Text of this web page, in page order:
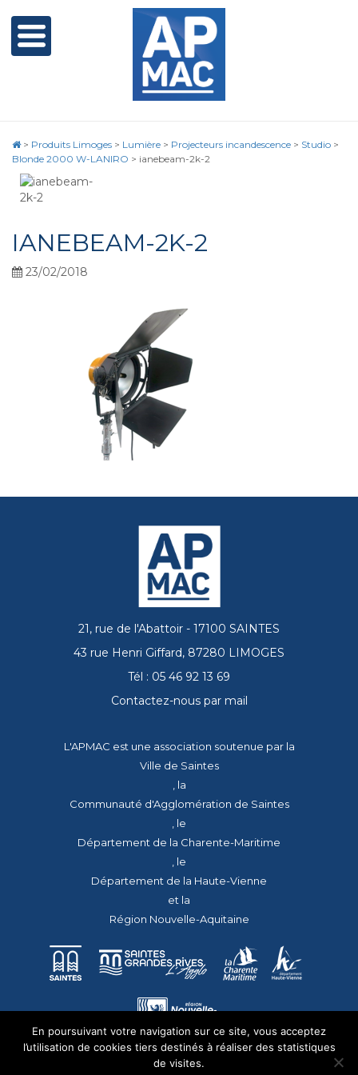
> Produits Limoges > Lumière > Projecteurs incandescence > Studio >
Blonde 2000 W-LANIRO > ianebeam-2k-2
IANEBEAM-2K-2
23/02/2018
21, rue de l'Abattoir - 17100 SAINTES
43 rue Henri Giffard, 87280 LIMOGES
Tél : 05 46 92 13 69
Contactez-nous par mail
L'APMAC est une association soutenue par la
Ville de Saintes
, la
Communauté d'Agglomération de Saintes
, le
Département de la Charente-Maritime
, le
Département de la Haute-Vienne
et la
Région Nouvelle-Aquitaine
En poursuivant votre navigation sur ce site, vous acceptez
l’utilisation de cookies tiers destinés à réaliser des statistiques
de visites.